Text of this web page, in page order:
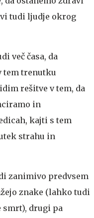
tudi ljudje okrog
več časa, da
tem trenutku
rešitve v tem, da
in
kajti s tem
strahu in
zanimivo predvsem
znake (lahko tudi
smrt), drugi pa